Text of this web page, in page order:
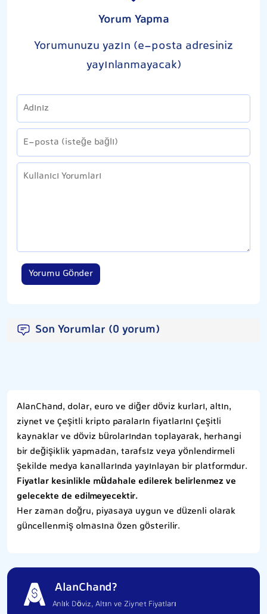
Yorum Yapma
Yorumunuzu yazın (e-posta adresiniz
yayınlanmayacak)
Yorumu Gönder
Son Yorumlar (0 yorum)
AlanChand, dolar, euro ve diğer döviz kurları, altın,
ziynet ve çeşitli kripto paraların fiyatlarını çeşitli
kaynaklar ve döviz bürolarından toplayarak, herhangi
bir değişiklik yapmadan, tarafsız veya yönlendirmeli
şekilde medya kanallarında yayınlayan bir platformdur.
Fiyatlar kesinlikle müdahale edilerek belirlenmez ve
gelecekte de edilmeyecektir.
Her zaman doğru, piyasaya uygun ve düzenli olarak
güncellenmiş olmasına özen gösterilir.
AlanChand?
Anlık Döviz, Altın ve Ziynet Fiyatları